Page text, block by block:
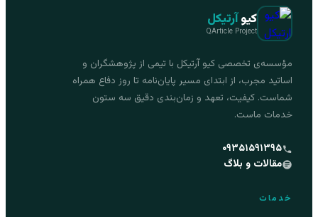
کیوآرتیکل
QArticle Project
مؤسسه‌ی تخصصی کیو آرتیکل با تیمی از پژوهشگران و
اساتید مجرب، از ابتدای مسیر پایان‌نامه تا روز دفاع همراه
شماست. کیفیت، تعهد و زمان‌بندی دقیق سه ستون
خدمات ماست.
۰۹۳۵۱۵۹۱۳۹۵
مقالات و بلاگ
خدمات